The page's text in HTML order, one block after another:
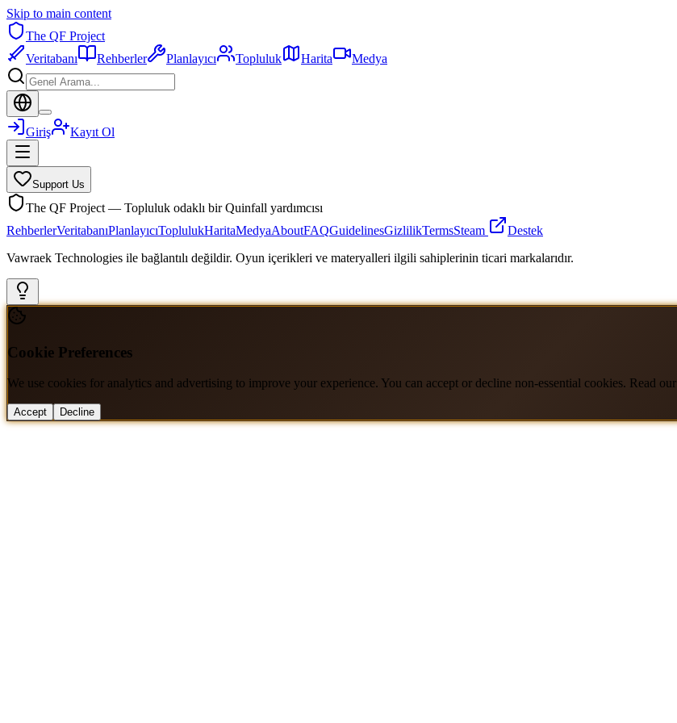
Skip to main content
The QF Project
Veritabanı
Rehberler Planlayıcı Topluluk Harita Medya
Giriş Kayıt Ol
Support Us
The QF Project — Topluluk odaklı bir Quinfall yardımcısı
RehberlerVeritabanıPlanlayıcıToplulukHaritaMedyaAboutFAQGuidelinesGizlilikTermsSteam
Destek
Vawraek Technologies ile bağlantılı değildir. Oyun içerikleri ve materyalleri ilgili sahiplerinin ticari markalarıdır.
Cookie Preferences
We use cookies for analytics and advertising to improve your experience. You can accept or decline non-essential cookies. Read our
Accept Decline